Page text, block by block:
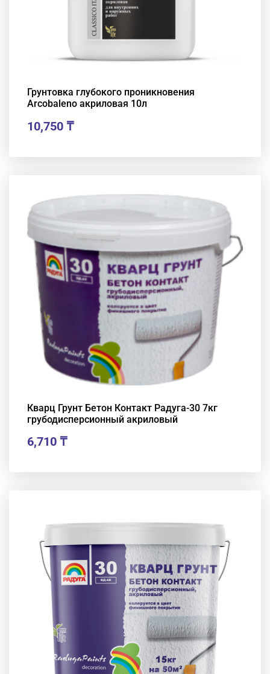
Грунтовка глубокого проникновения
Arcobaleno акриловая 10л
10,750 ₸
Кварц Грунт Бетон Контакт Радуга-30 7кг
грубодисперсионный акриловый
6,710 ₸